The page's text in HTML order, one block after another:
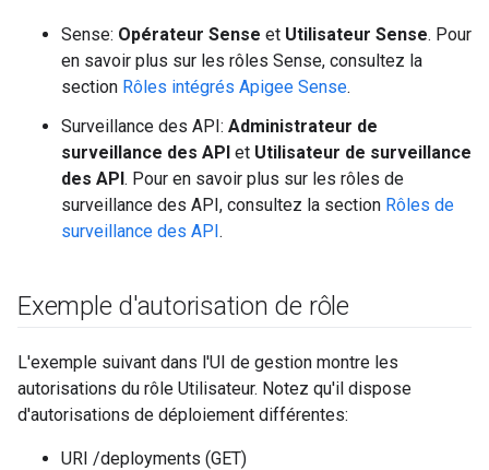
Sense: Opérateur Sense et Utilisateur Sense. Pour
en savoir plus sur les rôles Sense, consultez la
section Rôles intégrés Apigee Sense.
Surveillance des API: Administrateur de
surveillance des API et Utilisateur de surveillance
des API. Pour en savoir plus sur les rôles de
surveillance des API, consultez la section Rôles de
surveillance des API.
Exemple d'autorisation de rôle
L'exemple suivant dans l'UI de gestion montre les
autorisations du rôle Utilisateur. Notez qu'il dispose
d'autorisations de déploiement différentes:
URI /deployments (GET)